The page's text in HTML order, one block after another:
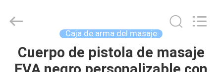
HOGAR
Group
Limited.
Developed
Caja de arma del masaje
Cuerpo de pistola de masaje